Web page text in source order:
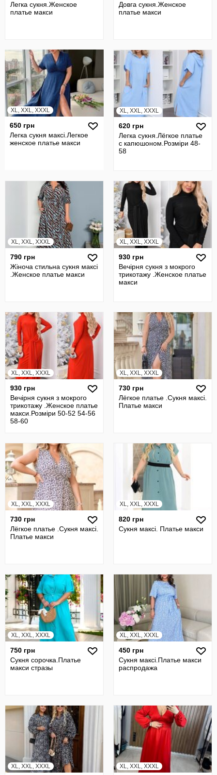
Легка сукня.Женское
платье макси
Довга сукня.Женское
платье макси
XL, XXL, XXXL
650 грн
Легка сукня максi.Легкое
женское платье макси
XL, XXL, XXXL
620 грн
Легка сукня.Лёгкое платье
с капюшоном.Розмiри 48-
58
XL, XXL, XXXL
790 грн
Жіноча стильна сукня максі
.Женское платье макси
XL, XXL, XXXL
930 грн
Вечірня сукня з мокрого
трикотажу .Женское платье
макси
XL, XXL, XXXL
930 грн
Вечірня сукня з мокрого
трикотажу .Женское платье
макси.Розміри 50-52 54-56
58-60
XL, XXL, XXXL
730 грн
Лёгкое платье .Сукня максi.
Платье макси
XL, XXL, XXXL
730 грн
Лёгкое платье .Сукня максi.
Платье макси
XL, XXL, XXXL
820 грн
Сукня максi. Платье макси
XL, XXL, XXXL
750 грн
Сукня сорочка.Платье
макси стразы
XL, XXL, XXXL
450 грн
Сукня максi.Платье макси
распродажа
XL, XXL, XXXL XL, XXL, XXXL